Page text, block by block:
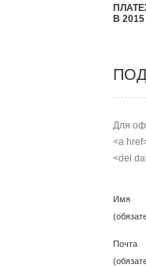
В
Для
<a
<del
Имя
Почта